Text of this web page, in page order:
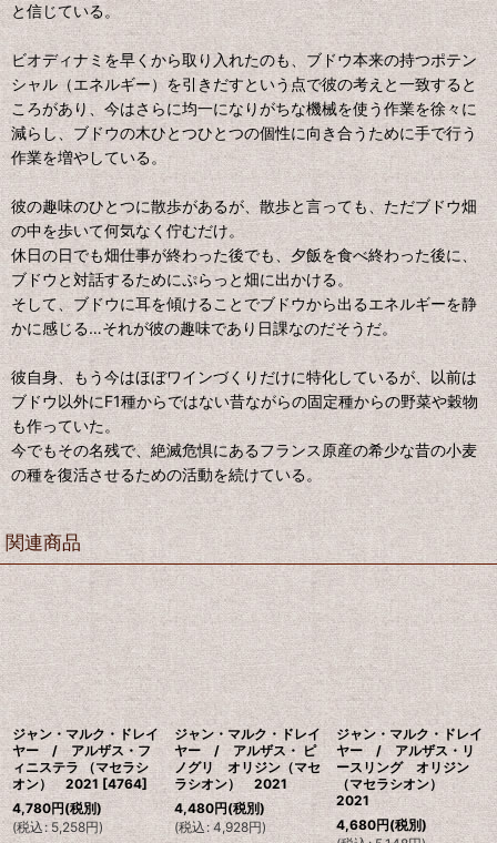
と信じている。
ビオディナミを早くから取り入れたのも、ブドウ本来の持つポテン
シャル（エネルギー）を引きだすという点で彼の考えと一致すると
ころがあり、今はさらに均一になりがちな機械を使う作業を徐々に
減らし、ブドウの木ひとつひとつの個性に向き合うために手で行う
作業を増やしている。
彼の趣味のひとつに散歩があるが、散歩と言っても、ただブドウ畑
の中を歩いて何気なく佇むだけ。
休日の日でも畑仕事が終わった後でも、夕飯を食べ終わった後に、
ブドウと対話するためにぷらっと畑に出かける。
そして、ブドウに耳を傾けることでブドウから出るエネルギーを静
かに感じる…それが彼の趣味であり日課なのだそうだ。
彼自身、もう今はほぼワインづくりだけに特化しているが、以前は
ブドウ以外にF1種からではない昔ながらの固定種からの野菜や穀物
も作っていた。
今でもその名残で、絶滅危惧にあるフランス原産の希少な昔の小麦
の種を復活させるための活動を続けている。
関連商品
ジャン・マルク・ドレイ
ヤー / アルザス・フ
ィニステラ （マセラシ
オン） 2021 [4764]
4,780円(税別)
(税込 : 5,258円)
ジャン・マルク・ドレイ
ヤー / アルザス・ ピ
ノグリ オリジン（マセ
ラシオン） 2021
4,480円(税別)
(税込 : 4,928円)
ジャン・マルク・ドレイ
ヤー / アルザス・リ
ースリング オリジン
（マセラシオン）
2021
4,680円(税別)